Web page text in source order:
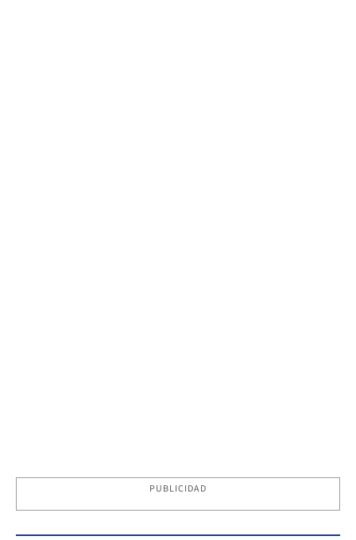
PUBLICIDAD